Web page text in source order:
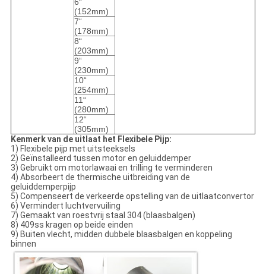
6“
(152mm)
7“
(178mm)
8“
(203mm)
9“
(230mm)
10“
(254mm)
11“
(280mm)
12“
(305mm)
Kenmerk van de uitlaat het Flexibele Pijp:
1) Flexibele pijp met uitsteeksels
2) Geïnstalleerd tussen motor en geluiddemper
3) Gebruikt om motorlawaai en trilling te verminderen
4) Absorbeert de thermische uitbreiding van de
geluiddemperpijp
5) Compenseert de verkeerde opstelling van de uitlaatconvertor
6) Vermindert luchtvervuiling
7) Gemaakt van roestvrij staal 304 (blaasbalgen)
8) 409ss kragen op beide einden
9) Buiten vlecht, midden dubbele blaasbalgen en koppeling
binnen